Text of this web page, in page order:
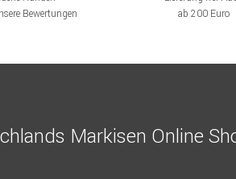
Bewertungen
ab 200 Euro
Markisen Online